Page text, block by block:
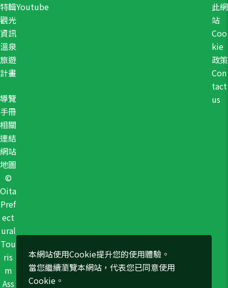
特輯
觀光
資訊
溫泉
旅遊
計畫
導覽
手冊
相關
連結
網站
地圖
此網
站
Coo
kie
政策
Con
tact
us
Youtube
©
Oita
Pref
ect
ural
Tou
ris
m
Ass
本網站使用Cookie提升您的使用體驗。
當您繼續瀏覽本網站，代表您已同意使用
Cookie。